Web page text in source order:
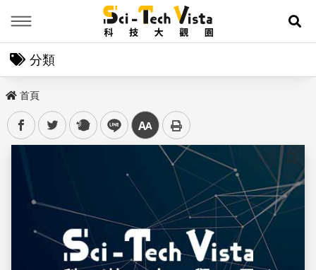
展
分類
首頁
facebooktwitter plurk line 中
儲存